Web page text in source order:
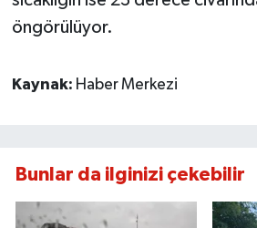
öngörülüyor.
Kaynak: Haber Merkezi
Bunlar da ilginizi çekebilir